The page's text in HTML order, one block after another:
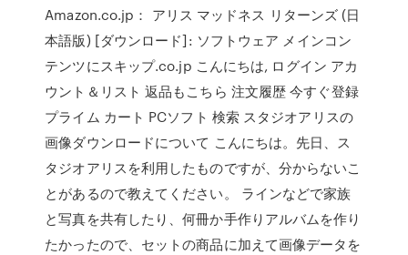
Amazon.co.jp： アリス マッドネス リターンズ (日
本語版) [ダウンロード]: ソフトウェア メインコン
テンツにスキップ.co.jp こんにちは, ログイン アカ
ウント＆リスト 返品もこちら 注文履歴 今すぐ登録
プライム カート PCソフト 検索 スタジオアリスの
画像ダウンロードについて こんにちは。先日、ス
タジオアリスを利用したものですが、分からないこ
とがあるので教えてください。 ラインなどで家族
と写真を共有したり、何冊か手作りアルバムを作り
たかったので、セットの商品に加えて画像データを